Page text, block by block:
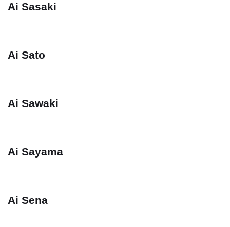
Ai Sasaki
Ai Sato
Ai Sawaki
Ai Sayama
Ai Sena